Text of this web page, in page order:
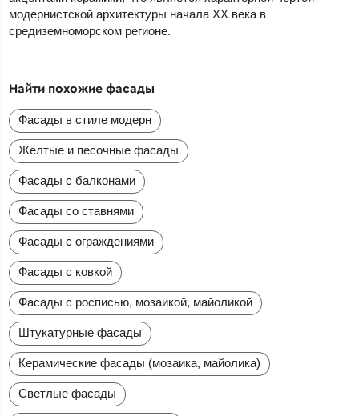
модернистской архитектуры начала XX века в
средиземноморском регионе.
Найти похожие фасады
Фасады в стиле модерн
Желтые и песочные фасады
Фасады с балконами
Фасады со ставнями
Фасады с ограждениями
Фасады с ковкой
Фасады с росписью, мозаикой, майоликой
Штукатурные фасады
Керамические фасады (мозаика, майолика)
Светлые фасады